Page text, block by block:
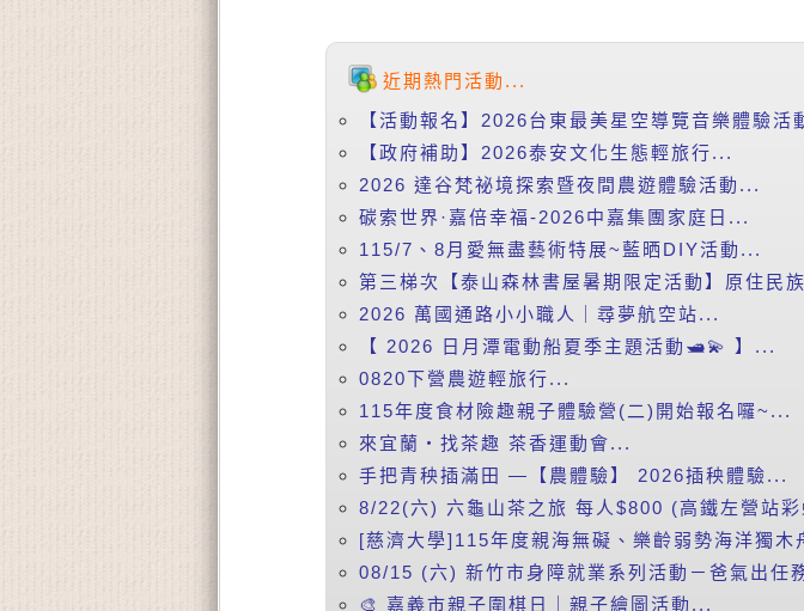
近期熱門活動...
【活動報名】2026台東最美星空導覽音樂體驗活
【政府補助】2026泰安文化生態輕旅行...
2026 達谷梵祕境探索暨夜間農遊體驗活動...
碳索世界·嘉倍幸福-2026中嘉集團家庭日...
115/7、8月愛無盡藝術特展~藍晒DIY活動...
第三梯次【泰山森林書屋暑期限定活動】原住民
2026 萬國通路小小職人｜尋夢航空站...
【 2026 日月潭電動船夏季主題活動🛥️💫 】...
0820下營農遊輕旅行...
115年度食材險趣親子體驗營(二)開始報名囉~...
來宜蘭‧找茶趣 茶香運動會...
手把青秧插滿田 —【農體驗】 2026插秧體驗...
8/22(六) 六龜山茶之旅 每人$800 (高鐵左營站
[慈濟大學]115年度親海無礙、樂齡弱勢海洋獨
08/15 (六) 新竹市身障就業系列活動－爸氣出任
🎨 嘉義市親子圍棋日｜親子繪圖活動...